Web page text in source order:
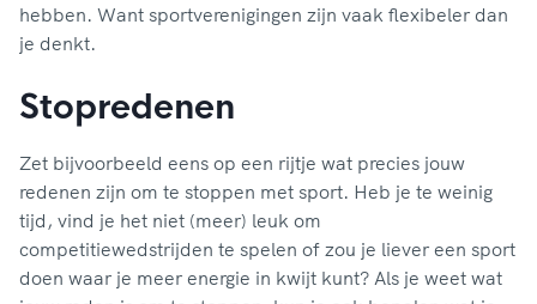
hebben. Want sportverenigingen zijn vaak flexibeler dan
je denkt.
Stopredenen
Zet bijvoorbeeld eens op een rijtje wat precies jouw
redenen zijn om te stoppen met sport. Heb je te weinig
tijd, vind je het niet (meer) leuk om
competitiewedstrijden te spelen of zou je liever een sport
doen waar je meer energie in kwijt kunt? Als je weet wat